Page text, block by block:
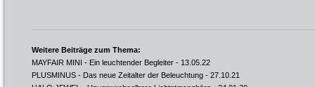
Weitere Beiträge zum Thema:
MAYFAIR MINI - Ein leuchtender Begleiter - 13.05.22
PLUSMINUS - Das neue Zeitalter der Beleuchtung - 27.10.21